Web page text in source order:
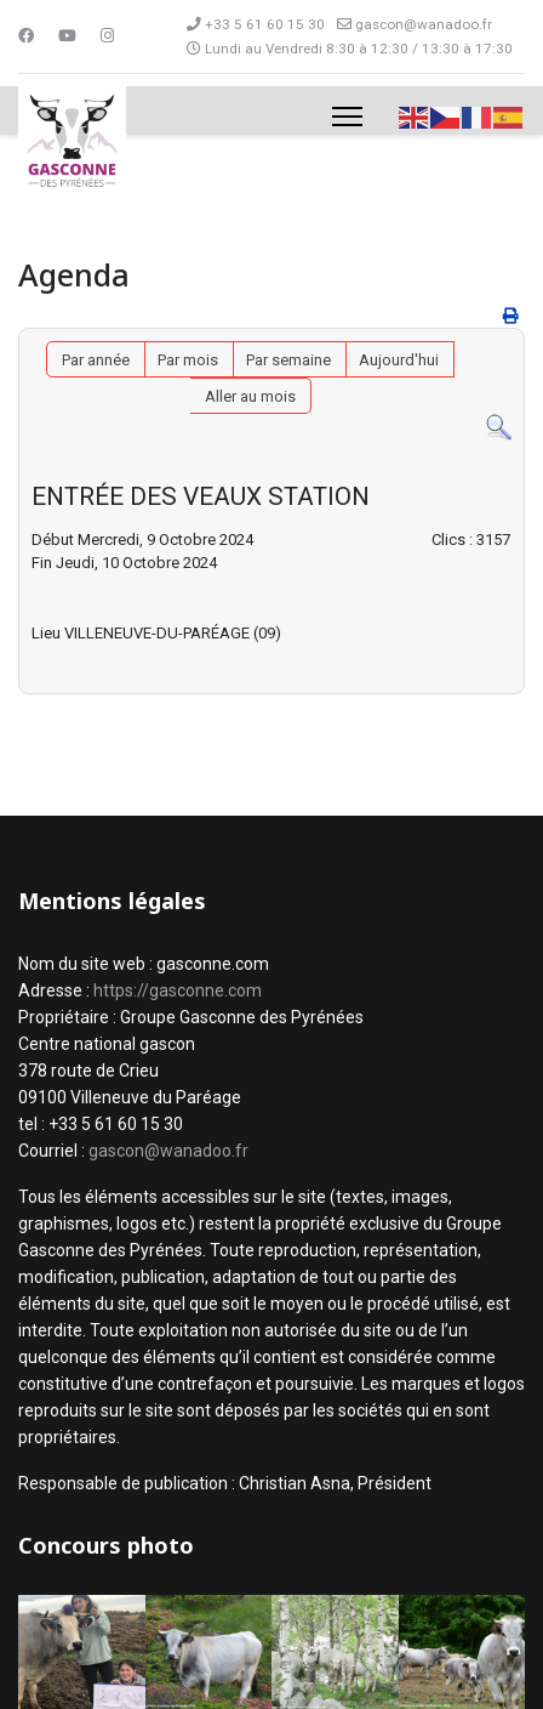
+33 5 61 60 15 30
gascon@wanadoo.fr
Lundi au Vendredi 8:30 à 12:30 / 13:30 à 17:30
Agenda
Par année Par mois Par semaine
Aujourd'hui
Aller au mois
ENTRÉE DES VEAUX STATION
Début Mercredi, 9 Octobre 2024
Fin Jeudi, 10 Octobre 2024
Clics : 3157
Lieu VILLENEUVE-DU-PARÉAGE (09)
Mentions légales
Nom du site web : gasconne.com
Adresse : https://gasconne.com
Propriétaire : Groupe Gasconne des Pyrénées
Centre national gascon
378 route de Crieu
09100 Villeneuve du Paréage
tel : +33 5 61 60 15 30
Courriel : gascon@wanadoo.fr
Tous les éléments accessibles sur le site (textes, images,
graphismes, logos etc.) restent la propriété exclusive du Groupe
Gasconne des Pyrénées. Toute reproduction, représentation,
modification, publication, adaptation de tout ou partie des
éléments du site, quel que soit le moyen ou le procédé utilisé, est
interdite. Toute exploitation non autorisée du site ou de l’un
quelconque des éléments qu’il contient est considérée comme
constitutive d’une contrefaçon et poursuivie. Les marques et logos
reproduits sur le site sont déposés par les sociétés qui en sont
propriétaires.
Responsable de publication : Christian Asna, Président
Concours photo